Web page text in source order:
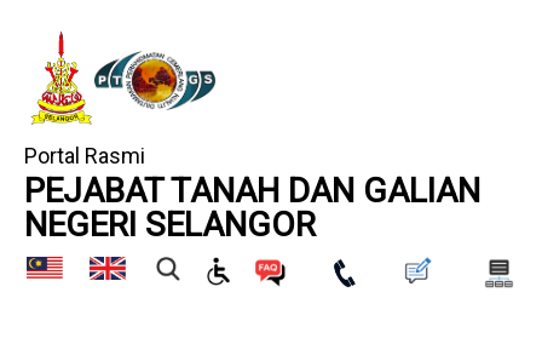
Portal Rasmi
PEJABAT TANAH DAN GALIAN
NEGERI SELANGOR